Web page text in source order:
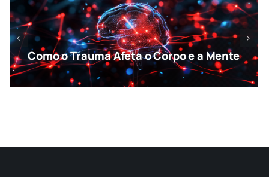
Como o Trauma Afeta o Corpo e a Mente